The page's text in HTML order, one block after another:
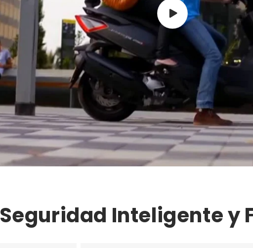
Seguridad Inteligente y